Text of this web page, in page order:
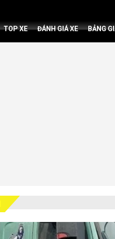
TOP XE ĐÁNH GIÁ XE BẢNG